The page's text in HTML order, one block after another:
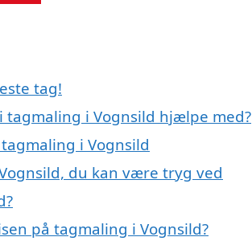
tag!
tagmaling i Vognsild hjælpe med?
i Vognsild
du kan være tryg ved
på tagmaling i Vognsild?